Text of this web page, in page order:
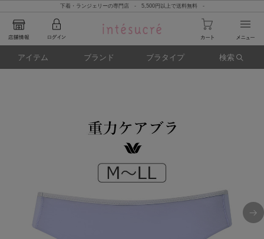
下着・ランジェリーの専門店 - 5,500円以上で送料無料 -
アイテム ブランド ブラタイプ 検索